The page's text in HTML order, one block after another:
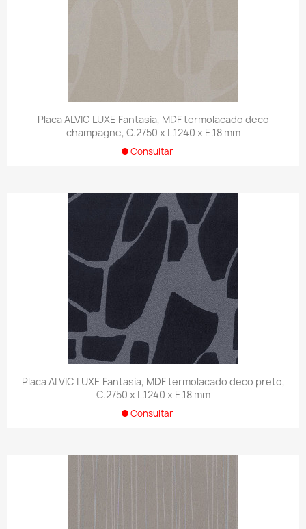
Placa ALVIC LUXE Fantasia, MDF termolacado deco
champagne, C.2750 x L.1240 x E.18 mm
Consultar
Placa ALVIC LUXE Fantasia, MDF termolacado deco preto,
C.2750 x L.1240 x E.18 mm
Consultar